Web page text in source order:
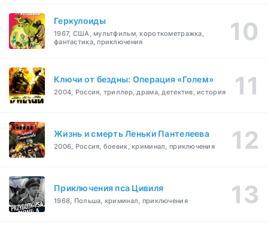
Геркулоиды
1967, США, мультфильм, короткометражка,
фантастика, приключения
Ключи от бездны: Операция «Голем»
2004, Россия, триллер, драма, детектив, история
Жизнь и смерть Леньки Пантелеева
2006, Россия, боевик, криминал, приключения
Приключения пса Цивиля
1968, Польша, криминал, приключения